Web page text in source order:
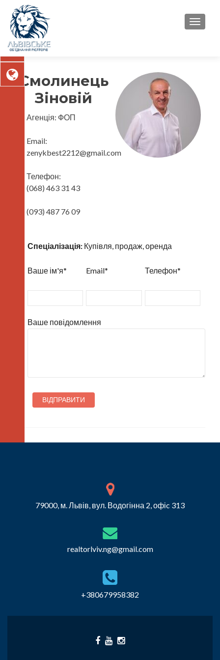
Смолинець
Зіновій
Агенція: ФОП
Email:
zenykbest2212@gmail.com
Телефон:
(068) 463 31 43
(093) 487 76 09
Спеціалізація:Купівля, продаж, оренда
Ваше ім'я* Email* Телефон*
Ваше повідомлення
79000, м. Львів, вул. Водогінна 2, офіc 313
realtorlviv.ng@gmail.com
+380679958382